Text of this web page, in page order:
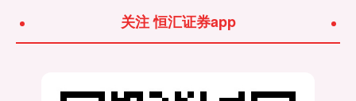
关注 恒汇证券app